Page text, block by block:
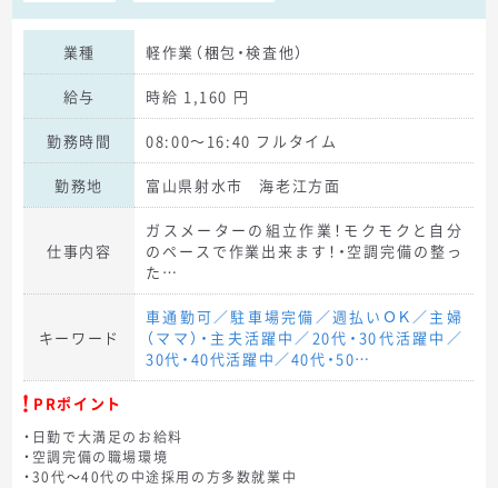
業種 軽作業（梱包・検査他）
給与 時給 1,160 円
勤務時間 08:00～16:40 フルタイム
勤務地 富山県射水市 海老江方面
仕事内容
ガスメーターの組立作業！モクモクと自分
のペースで作業出来ます！・空調完備の整っ
た…
キーワード
車通勤可／駐車場完備／週払いＯＫ／主婦
（ママ）・主夫活躍中／20代・30代活躍中／
30代・40代活躍中／40代・50…
PRポイント
・日勤で大満足のお給料
・空調完備の職場環境
・30代～40代の中途採用の方多数就業中